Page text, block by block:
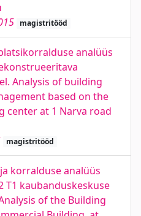
magistritööd
analüüs
Analysis of building
based on the
center at 1 Narva road
magistritööd
korralduse analüüs
T1 kaubanduskeskuse
of the Building